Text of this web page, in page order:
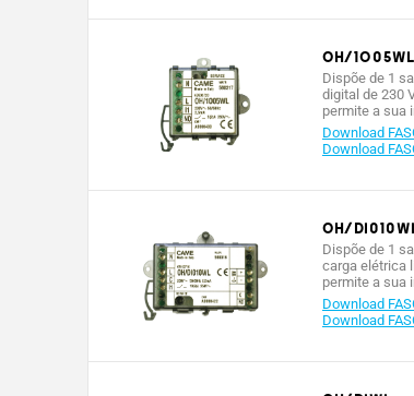
OH/1O05WL
Dispõe de 1
digital de 230
permite a sua
Download
Download
OH/DI010WL
Dispõe de 1
carga elétrica
permite a sua
Download
Download